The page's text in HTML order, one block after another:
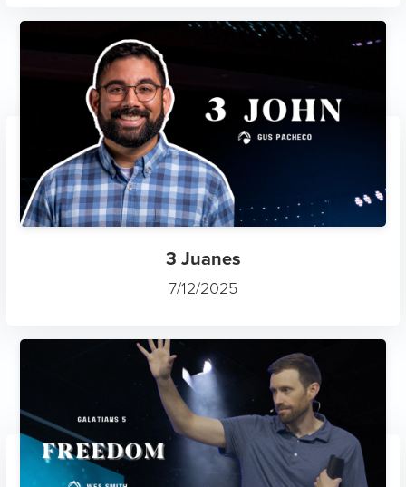
3 Juanes
7/12/2025